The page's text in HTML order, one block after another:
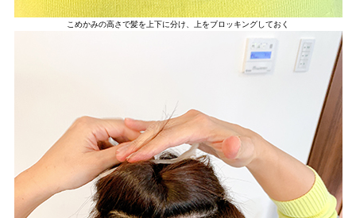
こめかみの高さで髪を上下に分け、上をブロッキングしておく